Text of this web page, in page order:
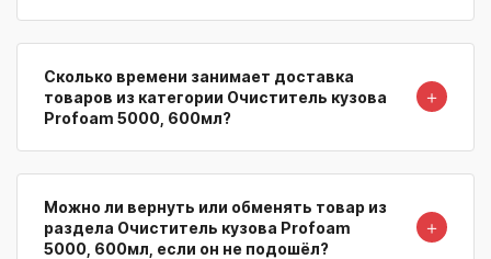
Сколько времени занимает доставка
товаров из категории Очиститель кузова
Profoam 5000, 600мл?
＋
Можно ли вернуть или обменять товар из
раздела Очиститель кузова Profoam
5000, 600мл, если он не подошёл?
＋